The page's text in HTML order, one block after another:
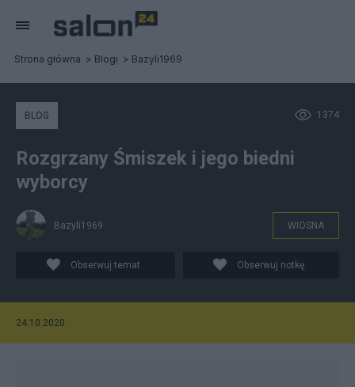
Strona główna Blogi Bazyli1969
1374
BLOG
Rozgrzany Śmiszek i jego biedni
wyborcy
Bazyli1969 WIOSNA
Obserwuj temat Obserwuj notkę
24.10.2020